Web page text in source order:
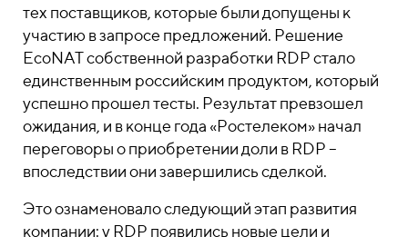
тех поставщиков, которые были допущены к
участию в запросе предложений. Решение
EcoNAT собственной разработки RDP стало
единственным российским продуктом, который
успешно прошел тесты. Результат превзошел
ожидания, и в конце года «Ростелеком» начал
переговоры о приобретении доли в RDP –
впоследствии они завершились сделкой.
Это ознаменовало следующий этап развития
компании: у RDP появились новые цели и